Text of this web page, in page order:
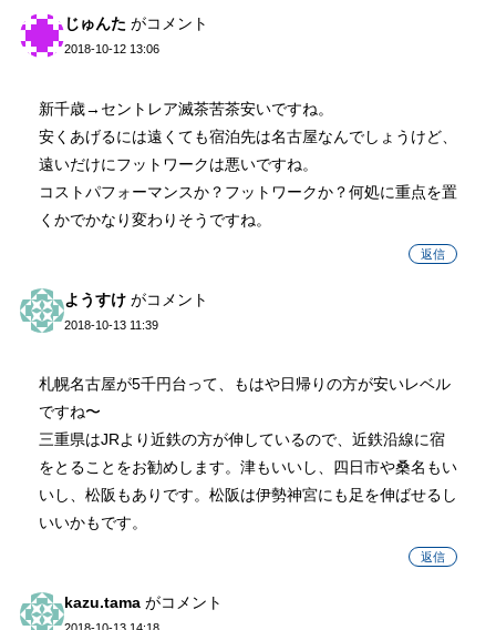
じゅんた がコメント
2018-10-12 13:06
新千歳→セントレア滅茶苦茶安いですね。
安くあげるには遠くても宿泊先は名古屋なんでしょうけど、
遠いだけにフットワークは悪いですね。
コストパフォーマンスか？フットワークか？何処に重点を置
くかでかなり変わりそうですね。
返信
ようすけ がコメント
2018-10-13 11:39
札幌名古屋が5千円台って、もはや日帰りの方が安いレベル
ですね〜
三重県はJRより近鉄の方が伸しているので、近鉄沿線に宿
をとることをお勧めします。津もいいし、四日市や桑名もい
いし、松阪もありです。松阪は伊勢神宮にも足を伸ばせるし
いいかもです。
返信
kazu.tama がコメント